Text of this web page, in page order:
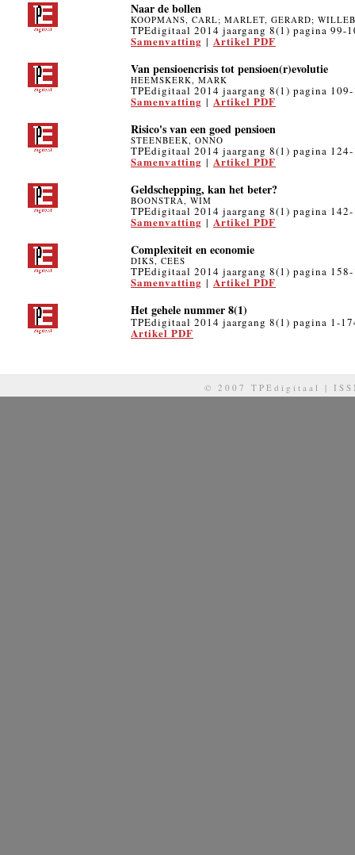
Naar de bollen
KOOPMANS, CARL; MARLET, GERARD;
TPEdigitaal 2014 jaargang 8(1) pagina 99-
Samenvatting | Artikel PDF
Van pensioencrisis tot pensioen(r)evolutie
HEEMSKERK, MARK
TPEdigitaal 2014 jaargang 8(1) pagina
Samenvatting | Artikel PDF
Risico's van een goed pensioen
STEENBEEK, ONNO
TPEdigitaal 2014 jaargang 8(1) pagina
Samenvatting | Artikel PDF
Geldschepping, kan het beter?
BOONSTRA, WIM
TPEdigitaal 2014 jaargang 8(1) pagina
Samenvatting | Artikel PDF
Complexiteit en economie
DIKS, CEES
TPEdigitaal 2014 jaargang 8(1) pagina
Samenvatting | Artikel PDF
Het gehele nummer 8(1)
TPEdigitaal 2014 jaargang 8(1) pagina 1-
Artikel PDF
© 2007 TPEdigitaal |